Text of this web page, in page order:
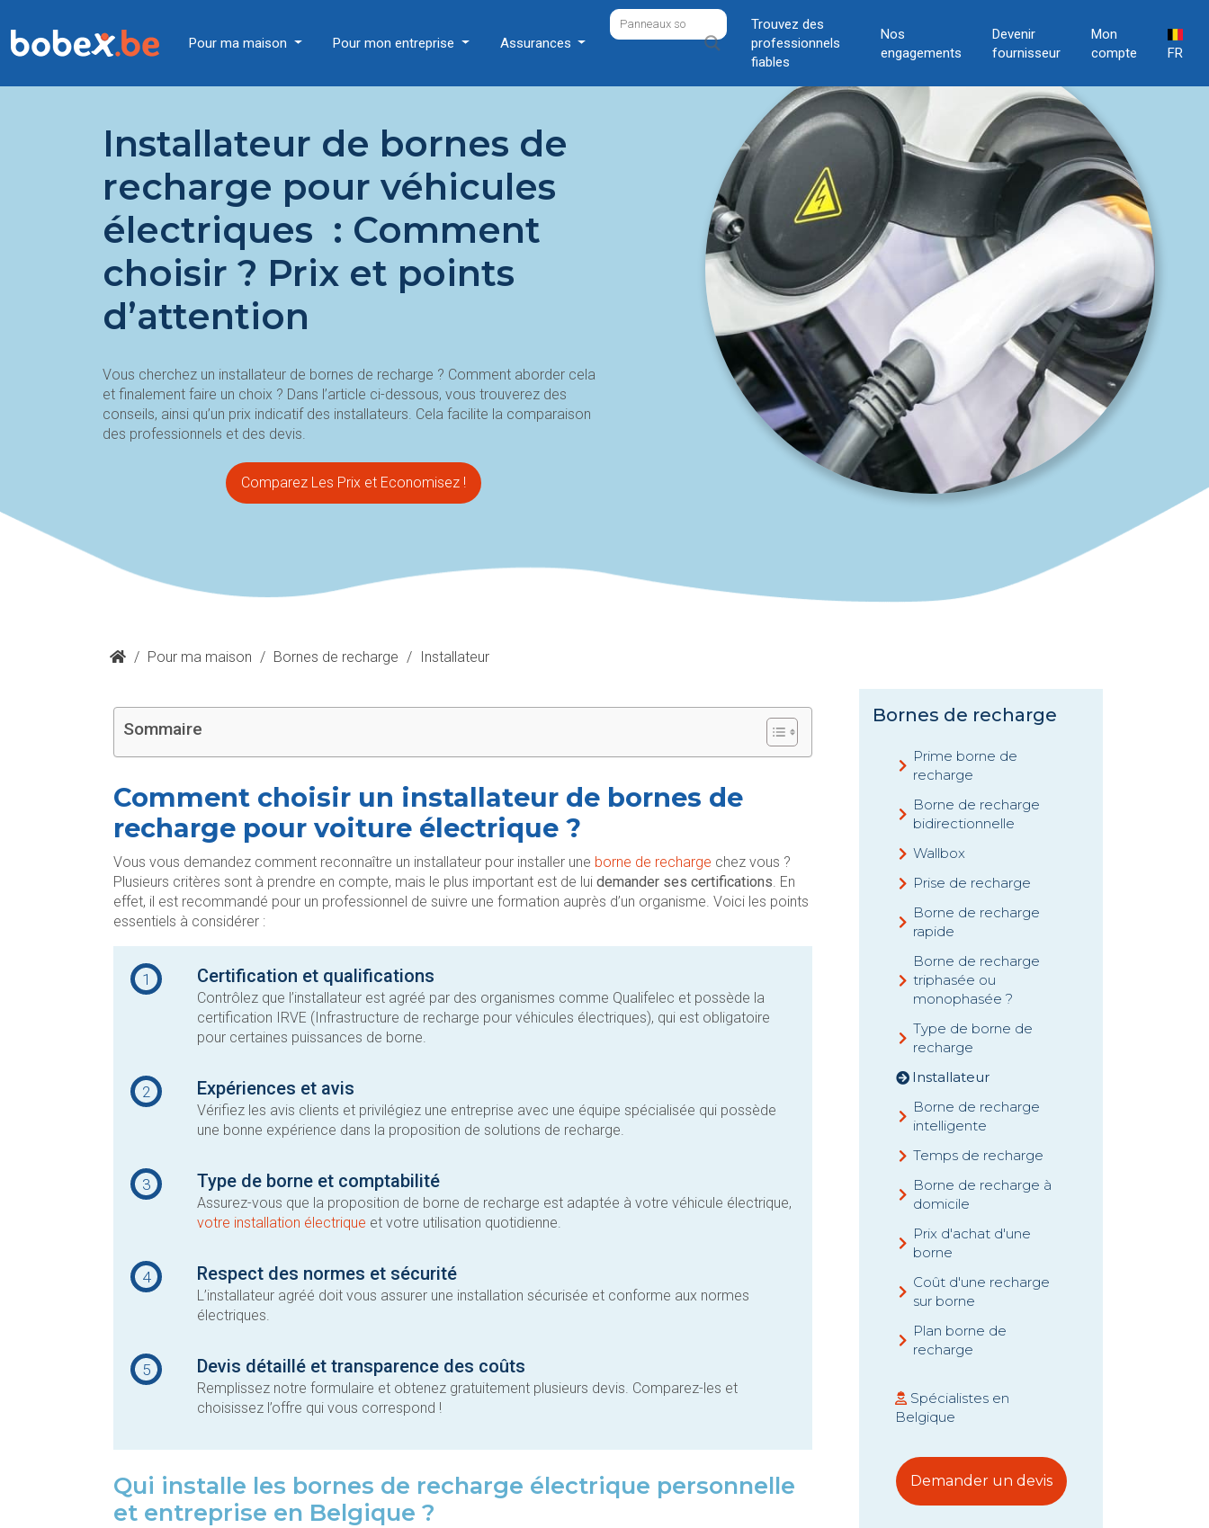
Pour ma maison Pour mon entreprise Assurances
Trouvez des
professionnels
fiables
Nos
engagements
Devenir
fournisseur
Mon
compte
FR
Installateur de bornes de
recharge pour véhicules
électriques : Comment
choisir ? Prix ​​et points
d’attention
Vous cherchez un installateur de bornes de recharge ? Comment aborder cela
et finalement faire un choix ? Dans l’article ci-dessous, vous trouverez des
conseils, ainsi qu’un prix indicatif des installateurs. Cela facilite la comparaison
des professionnels et des devis.
Comparez Les Prix et Economisez !
/ Pour ma maison / Bornes de recharge / Installateur
Sommaire
Comment choisir un installateur de bornes de
recharge pour voiture électrique ?
Vous vous demandez comment reconnaître un installateur pour installer une borne de recharge chez vous ?
Plusieurs critères sont à prendre en compte, mais le plus important est de lui demander ses certifications. En
effet, il est recommandé pour un professionnel de suivre une formation auprès d’un organisme. Voici les points
essentiels à considérer :
1 Certification et qualifications
Contrôlez que l’installateur est agréé par des organismes comme Qualifelec et possède la
certification IRVE (Infrastructure de recharge pour véhicules électriques), qui est obligatoire
pour certaines puissances de borne.
2 Expériences et avis
Vérifiez les avis clients et privilégiez une entreprise avec une équipe spécialisée qui possède
une bonne expérience dans la proposition de solutions de recharge.
3 Type de borne et comptabilité
Assurez-vous que la proposition de borne de recharge est adaptée à votre véhicule électrique,
votre installation électrique et votre utilisation quotidienne.
4 Respect des normes et sécurité
L’installateur agréé doit vous assurer une installation sécurisée et conforme aux normes
électriques.
5 Devis détaillé et transparence des coûts
Remplissez notre formulaire et obtenez gratuitement plusieurs devis. Comparez-les et
choisissez l’offre qui vous correspond !
Qui installe les bornes de recharge électrique personnelle
et entreprise en Belgique ?
Bornes de recharge
Prime borne de
recharge
Borne de recharge
bidirectionnelle
Wallbox
Prise de recharge
Borne de recharge
rapide
Borne de recharge
triphasée ou
monophasée ?
Type de borne de
recharge
Installateur
Borne de recharge
intelligente
Temps de recharge
Borne de recharge à
domicile
Prix d'achat d'une
borne
Coût d'une recharge
sur borne
Plan borne de
recharge
Spécialistes en
Belgique
Demander un devis